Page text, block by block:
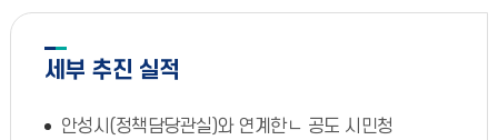
세부 추진 실적
안성시(정책담당관실)와 연계한ㄴ 공도 시민청